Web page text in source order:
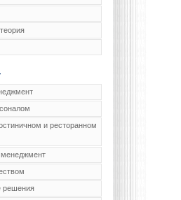
и ресторанном
менеджмент
решения